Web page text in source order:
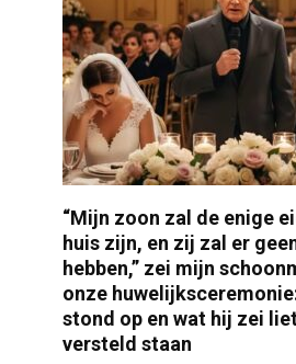
“Mijn zoon zal de enige
huis zijn, en zij zal er
hebben,” zei mijn
onze
stond op en wat hij zei
versteld staan